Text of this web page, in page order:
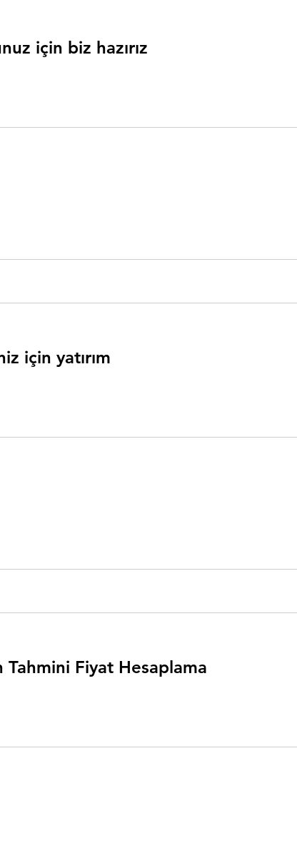
için biz hazırız
için yatırım
Tahmini Fiyat Hesaplama